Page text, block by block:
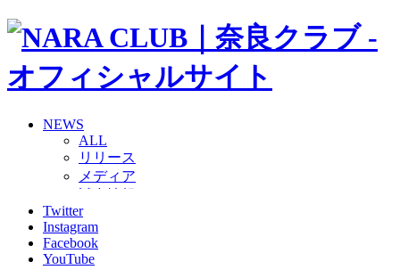
NEWS
ALL
リリース
メディア
グッズ
ファンコミュニティ
普及・育成
ホームタウン
Twitter
Instagram
Facebook
YouTube